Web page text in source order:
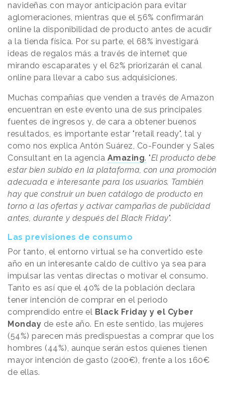
navideñas con mayor anticipación para evitar
aglomeraciones, mientras que el 56% confirmarán
online la disponibilidad de producto antes de acudir
a la tienda física. Por su parte, el 68% investigará
ideas de regalos más a través de internet que
mirando escaparates y el 62% priorizarán el canal
online para llevar a cabo sus adquisiciones.
Muchas compañías que venden a través de Amazon
encuentran en este evento una de sus principales
fuentes de ingresos y, de cara a obtener buenos
resultados, es importante estar "retail ready", tal y
como nos explica Antón Suárez, Co-Founder y Sales
Consultant en la agencia Amazing. "El producto debe
estar bien subido en la plataforma, con una promoción
adecuada e interesante para los usuarios. También
hay que construir un buen catálogo de producto en
torno a las ofertas y activar campañas de publicidad
antes, durante y después del Black Friday".
Las previsiones de consumo
Por tanto, el entorno virtual se ha convertido este
año en un interesante caldo de cultivo ya sea para
impulsar las ventas directas o motivar el consumo.
Tanto es así que el 40% de la población declara
tener intención de comprar en el periodo
comprendido entre el Black Friday y el Cyber
Monday de este año. En este sentido, las mujeres
(54%) parecen más predispuestas a comprar que los
hombres (44%), aunque serán estos quienes tienen
mayor intención de gasto (200€), frente a los 160€
de ellas.